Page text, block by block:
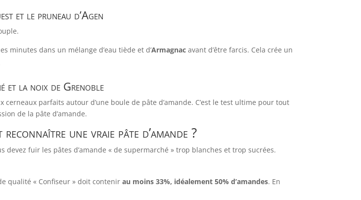
et le pruneau d’Agen
minutes dans un mélange d’eau tiède et d’Armagnac avant d’être farcis. Cela crée un
et la noix de Grenoble
parfaits autour d’une boule de pâte d’amande. C’est le test ultime pour tout
de la pâte d’amande.
une vraie pâte d’amande ?
devez fuir les pâtes d’amande « de supermarché » trop blanches et trop sucrées.
qualité « Confiseur » doit contenirau moins 33%, idéalement 50% d’amandes. En